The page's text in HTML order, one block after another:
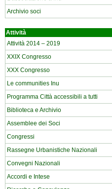
Archivio soci
Attività
Attività 2014 – 2019
XXIX Congresso
XXX Congresso
Le communities Inu
Programma Città accessibili a tutti
Biblioteca e Archivio
Assemblee dei Soci
Congressi
Rassegne Urbanistiche Nazionali
Convegni Nazionali
Accordi e Intese